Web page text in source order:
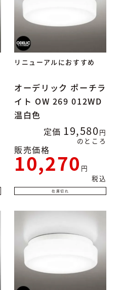
リニューアルにおすすめ
オーデリック ポーチラ
イト OW 269 012WD
温白色
定価 19,580
のところ
販売価格
10,270
税込
在庫切れ